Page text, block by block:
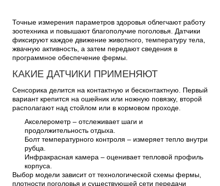
Точные измерения параметров здоровья облегчают работу
зоотехника и повышают благополучие поголовья. Датчики
фиксируют каждое движение животного, температуру тела,
жвачную активность, а затем передают сведения в
программное обеспечение фермы.
КАКИЕ ДАТЧИКИ ПРИМЕНЯЮТ
Сенсорика делится на контактную и бесконтактную. Первый
вариант крепится на ошейник или ножную повязку, второй
располагают над стойлом или в кормовом проходе.
Акселерометр – отслеживает шаги и
продолжительность отдыха.
Болт температурного контроля – измеряет тепло внутри
рубца.
Инфракрасная камера – оценивает тепловой профиль
корпуса.
Выбор модели зависит от технологической схемы фермы,
плотности поголовья и существующей сети передачи